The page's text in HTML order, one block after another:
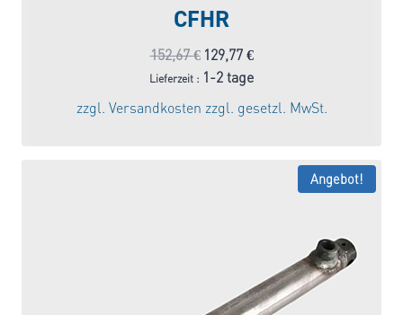
CFHR
152,67€ Ursprünglicher
Preis
war:
152,67 €
129,77 €Aktueller
Preis
Lieferzeit : 1-2 tage
zzgl. Versandkosten zzgl. gesetzl. MwSt.
Angebot!